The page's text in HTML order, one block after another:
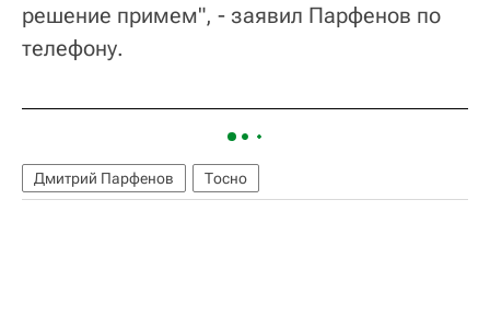
решение примем", - заявил Парфенов по
телефону.
Дмитрий Парфенов Тосно